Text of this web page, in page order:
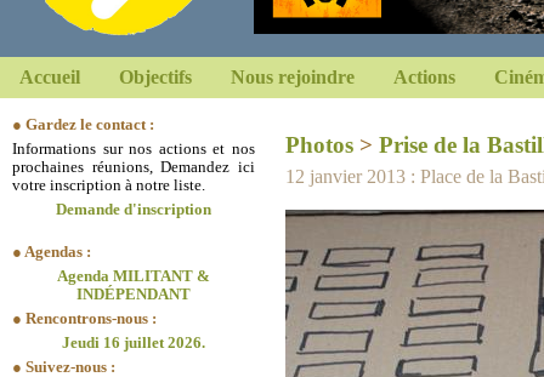
Accueil Objectifs Nous rejoindre Actions
● Gardez le contact :
Informations sur nos actions et nos
prochaines réunions, Demandez ici
votre inscription à notre liste.
Demande d'inscription
● Agendas :
Agenda MILITANT &
INDÉPENDANT
● Rencontrons-nous :
Jeudi 16 juillet 2026.
● Suivez-nous :
Photos > Prise de la
12 janvier 2013 : Place de la